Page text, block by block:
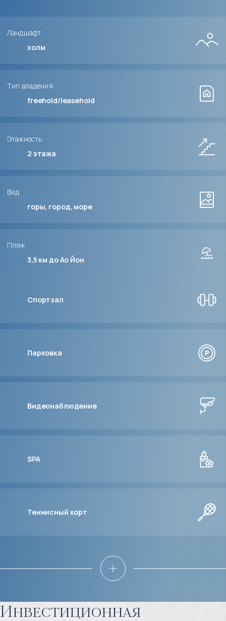
Ландшафт
холм
Тип владения
freehold/leasehold
Этажность
2 этажа
Вид
горы, город, море
Пляж
3,5 км до Ао Йон
Спортзал
Парковка
Видеонаблюдение
SPA
Теннисный корт
Инвестиционная